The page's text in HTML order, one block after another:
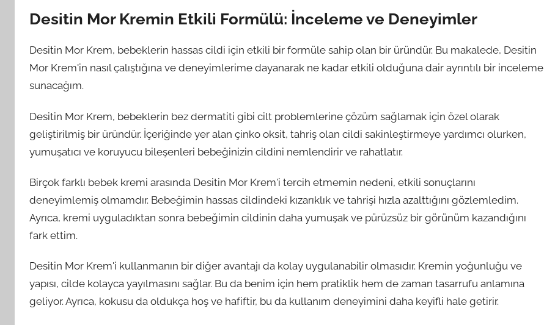
Desitin Mor Kremin Etkili Formülü: İnceleme ve Deneyimler
Desitin Mor Krem, bebeklerin hassas cildi için etkili bir formüle sahip olan bir üründür. Bu makalede, Desitin
Mor Krem'in nasıl çalıştığına ve deneyimlerime dayanarak ne kadar etkili olduğuna dair ayrıntılı bir inceleme
sunacağım.
Desitin Mor Krem, bebeklerin bez dermatiti gibi cilt problemlerine çözüm sağlamak için özel olarak
geliştirilmiş bir üründür. İçeriğinde yer alan çinko oksit, tahriş olan cildi sakinleştirmeye yardımcı olurken,
yumuşatıcı ve koruyucu bileşenleri bebeğinizin cildini nemlendirir ve rahatlatır.
Birçok farklı bebek kremi arasında Desitin Mor Krem'i tercih etmemin nedeni, etkili sonuçlarını
deneyimlemiş olmamdır. Bebeğimin hassas cildindeki kızarıklık ve tahrişi hızla azalttığını gözlemledim.
Ayrıca, kremi uyguladıktan sonra bebeğimin cildinin daha yumuşak ve pürüzsüz bir görünüm kazandığını
fark ettim.
Desitin Mor Krem'i kullanmanın bir diğer avantajı da kolay uygulanabilir olmasıdır. Kremin yoğunluğu ve
yapısı, cilde kolayca yayılmasını sağlar. Bu da benim için hem pratiklik hem de zaman tasarrufu anlamına
geliyor. Ayrıca, kokusu da oldukça hoş ve hafiftir, bu da kullanım deneyimini daha keyifli hale getirir.